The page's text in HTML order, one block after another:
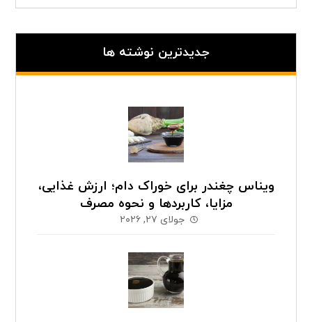
جدیدترین نوشته ها
ویناس چغندر برای خوراک دام؛ ارزش غذایی،
مزایا، کاربردها و نحوه مصرف
جولای ۲۷, ۲۰۲۶